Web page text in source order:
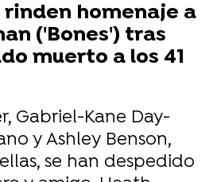
rinden homenaje a
('Bones') tras
muerto a los 41
Gabriel-Kane Day-
y Ashley Benson,
se han despedido